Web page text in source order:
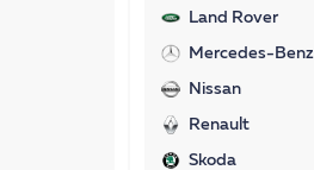
Land Rover
Mercedes-Benz
Nissan
Renault
Skoda